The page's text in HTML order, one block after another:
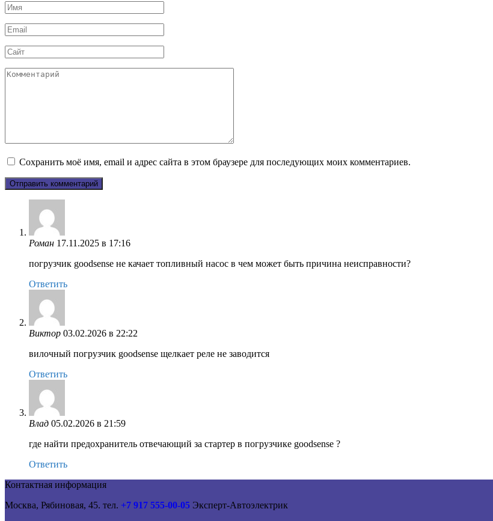
Имя
*
Email
*
Сайт
Комментарий
Сохранить моё имя, email и адрес сайта в этом браузере для последующих моих комментариев.
Роман 17.11.2025 в 17:16
погрузчик goodsense не качает топливный насос в чем может быть причина неисправности?
Ответить
Виктор 03.02.2026 в 22:22
вилочный погрузчик goodsense щелкает реле не заводится
Ответить
Влад 05.02.2026 в 21:59
где найти предохранитель отвечающий за стартер в погрузчике goodsense ?
Ответить
Контактная информация
Москва, Рябиновая, 45. тел. +7 917 555-00-05 Эксперт-Автоэлектрик